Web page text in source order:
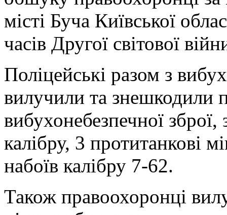
місті Буча Київської
часів Другої світової
Поліцейські разом з
вилучили та знешкодили
вибухонебезпечної зброї,
калібру, 3 протитанкові
набоїв калібру 7-62.
Також правоохоронці